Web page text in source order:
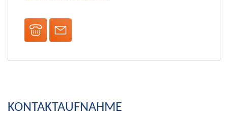
KONTAKTAUFNAHME